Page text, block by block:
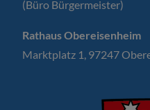
(Büro Bürgermeister)
Rathaus Obereisenheim
Marktplatz 1, 97247